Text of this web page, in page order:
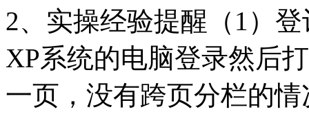
2、实操经验提醒（1）
XP系统的电脑登录然后
一页，没有跨页分栏的